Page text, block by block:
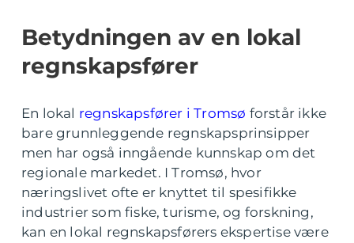
Betydningen av en lokal
regnskapsfører
En lokal regnskapsfører i Tromsø forstår ikke
bare grunnleggende regnskapsprinsipper
men har også inngående kunnskap om det
regionale markedet. I Tromsø, hvor
næringslivet ofte er knyttet til spesifikke
industrier som fiske, turisme, og forskning,
kan en lokal regnskapsførers ekspertise være